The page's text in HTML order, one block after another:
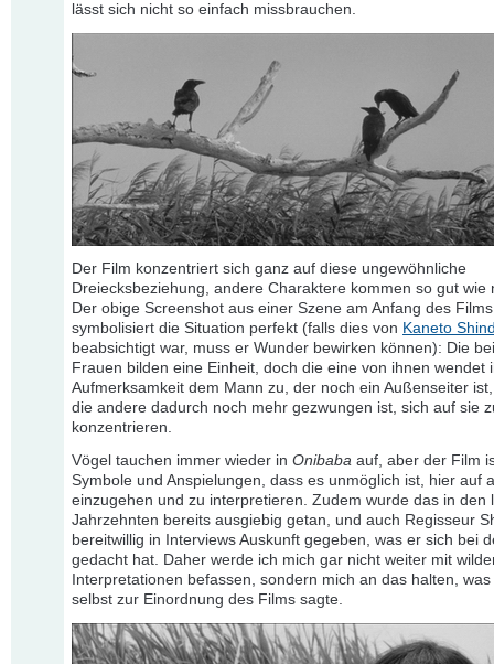
lässt sich nicht so einfach missbrauchen.
Der Film konzentriert sich ganz auf diese ungewöhnliche
Dreiecksbeziehung, andere Charaktere kommen so gut wie
Der obige Screenshot aus einer Szene am Anfang des Films
symbolisiert die Situation perfekt (falls dies von Kaneto
beabsichtigt war, muss er Wunder bewirken können): Die
Frauen bilden eine Einheit, doch die eine von ihnen wendet
Aufmerksamkeit dem Mann zu, der noch ein Außenseiter
die andere dadurch noch mehr gezwungen ist, sich auf sie
konzentrieren.
Vögel tauchen immer wieder in Onibaba auf, aber der Film
Symbole und Anspielungen, dass es unmöglich ist, hier auf
einzugehen und zu interpretieren. Zudem wurde das in den
Jahrzehnten bereits ausgiebig getan, und auch Regisseur
bereitwillig in Interviews Auskunft gegeben, was er sich bei
gedacht hat. Daher werde ich mich gar nicht weiter mit
Interpretationen befassen, sondern mich an das halten,
selbst zur Einordnung des Films sagte.